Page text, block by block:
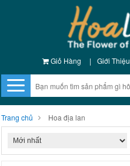
Giỏ Hàng | Giới Thiệu
Trang chủ Hoa địa lan